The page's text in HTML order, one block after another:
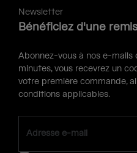
Newsletter
Bénéficiez d'une
Abonnez-vous à nos e-mails
minutes, vous recevrez un
votre première commande,
conditions applicables.